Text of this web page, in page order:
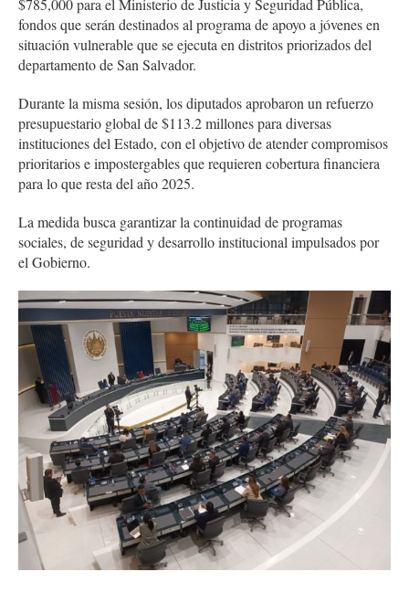
fondos que serán destinados al programa de apoyo a jóvenes en
situación vulnerable que se ejecuta en distritos priorizados del
departamento de San Salvador.
Durante la misma sesión, los diputados aprobaron un refuerzo
presupuestario global de $113.2 millones para diversas
instituciones del Estado, con el objetivo de atender compromisos
prioritarios e impostergables que requieren cobertura financiera
para lo que resta del año 2025.
La medida busca garantizar la continuidad de programas
sociales, de seguridad y desarrollo institucional impulsados por
el Gobierno.